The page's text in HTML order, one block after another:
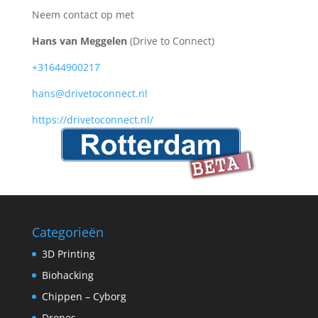
Neem contact op met
Hans van Meggelen(Drive to Connect)
+31644900217
hans@drivetoconnect.nl
https://drivetoconnect.nl/
Categorieën
3D Printing
Biohacking
Chippen – Cyborg